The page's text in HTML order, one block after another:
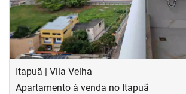
Itapuã | Vila Velha
Apartamento à venda no Itapuã